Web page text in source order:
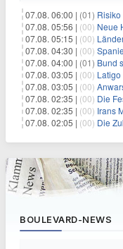
07.08. 06:00 | (01)
07.08. 05:56 | (00) Neue
07.08. 05:15 | (00) Länder
07.08. 04:30 | (00)
07.08. 04:00 | (01) Bund
07.08. 03:05 | (00) Latigo
07.08. 03:05 | (00) Anwars
07.08. 02:35 | (00) Die Festnahme
07.08. 02:35 | (00) Irans
07.08. 02:05 | (00) Die
BOULEVARD-NEWS